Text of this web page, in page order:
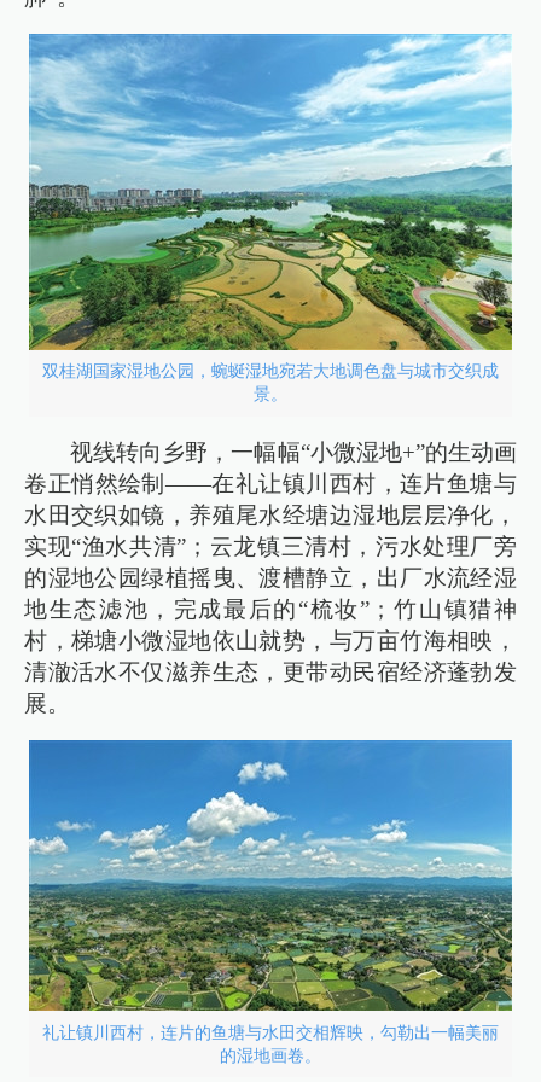
双桂湖国家湿地公园，蜿蜒湿地宛若大地调色盘与城市交织成
景。
视线转向乡野，一幅幅“小微湿地+”的生动画
卷正悄然绘制——在礼让镇川西村，连片鱼塘与
水田交织如镜，养殖尾水经塘边湿地层层净化，
实现“渔水共清”；云龙镇三清村，污水处理厂旁
的湿地公园绿植摇曳、渡槽静立，出厂水流经湿
地生态滤池，完成最后的“梳妆”；竹山镇猎神
村，梯塘小微湿地依山就势，与万亩竹海相映，
清澈活水不仅滋养生态，更带动民宿经济蓬勃发
展。
礼让镇川西村，连片的鱼塘与水田交相辉映，勾勒出一幅美丽
的湿地画卷。